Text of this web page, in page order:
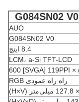
G084SN02 V0
AUO
G084SN02 V0
8.4 اینچ
LCM، a-Si TFT-LCD
راه راه عمودی RGB